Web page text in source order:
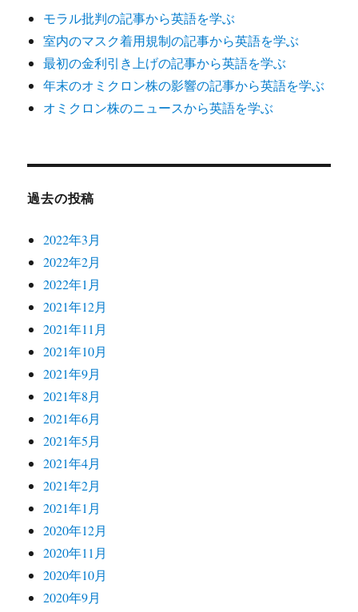
モラル批判の記事から英語を学ぶ
室内のマスク着用規制の記事から英語を学ぶ
最初の金利引き上げの記事から英語を学ぶ
年末のオミクロン株の影響の記事から英語を学ぶ
オミクロン株のニュースから英語を学ぶ
過去の投稿
2022年3月
2022年2月
2022年1月
2021年12月
2021年11月
2021年10月
2021年9月
2021年8月
2021年6月
2021年5月
2021年4月
2021年2月
2021年1月
2020年12月
2020年11月
2020年10月
2020年9月